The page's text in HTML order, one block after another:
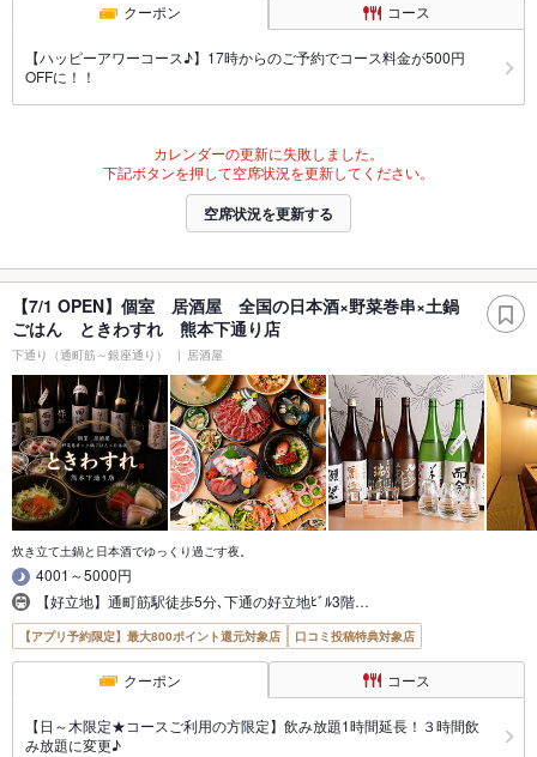
クーポン コース
【ハッピーアワーコース♪】17時からのご予約でコース料金が500円
OFFに！！
カレンダーの更新に失敗しました。
下記ボタンを押して空席状況を更新してください。
空席状況を更新する
【7/1 OPEN】個室 居酒屋 全国の日本酒×野菜巻串×土鍋
ごはん ときわすれ 熊本下通り店
下通り（通町筋～銀座通り） 居酒屋
炊き立て土鍋と日本酒でゆっくり過ごす夜。
4001～5000円
【好立地】通町筋駅徒歩5分､下通の好立地ﾋﾞﾙ3階…
【アプリ予約限定】最大800ポイント還元対象店 口コミ投稿特典対象店
クーポン コース
【日～木限定★コースご利用の方限定】飲み放題1時間延長！３時間飲
み放題に変更♪